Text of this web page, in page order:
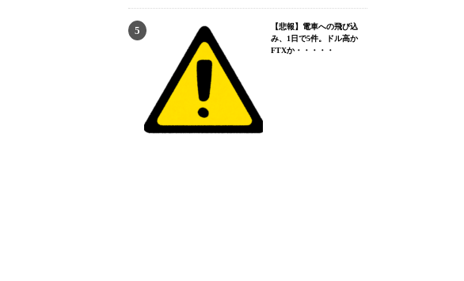
【悲報】電車への飛び込
み、1日で5件。ドル高か
FTXか・・・・・